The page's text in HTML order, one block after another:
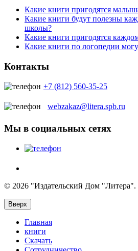
Какие книги пригодятся
Какие книги будут полезны
школы?
Какие книги пригодятся
Какие книги по логопедии
Контакты
+7 (812) 560-35-25
webzakaz@litera.spb.ru
Мы в социальных сетях
© 2026 "Издательский Дом
Вверх
Главная
книги
Скачать